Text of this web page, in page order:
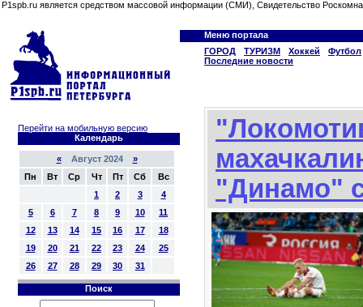
P1spb.ru является средством массовой информации (СМИ), Свидетельство
Меню портала
ГОРОД
ТУРИЗМ Хоккей
Футбол
Последние новости
Перейти на мобильную версию
Календарь
«Август 2024 »
Пн
Вт Ср Чт Пт Сб
Вс
1
2 3
4
5
6 7 8 9 10
11
12
13 14 15 16 17
18
19
20 21 22 23 24
25
26
27 28 29 30 31
Поиск
"Динамо"